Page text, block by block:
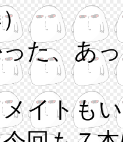
た、あ
イトも